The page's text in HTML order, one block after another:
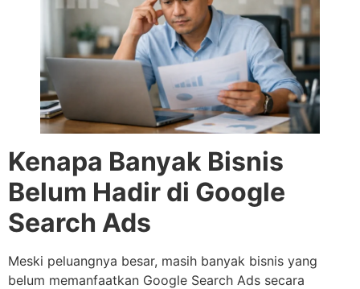
Kenapa Banyak Bisnis
Belum Hadir di Google
Search Ads
Meski peluangnya besar, masih banyak bisnis yang
belum memanfaatkan Google Search Ads secara